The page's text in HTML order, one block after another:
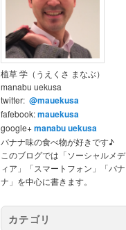
植草 学（うえくさ まなぶ）
manabu uekusa
twitter: @mauekusa
fafebook:mauekusa
google+manabu uekusa
バナナ味の食べ物が好きです♪
このブログでは「ソーシャルメデ
ィア」「スマートフォン」「バナ
ナ」を中心に書きます。
カテゴリ